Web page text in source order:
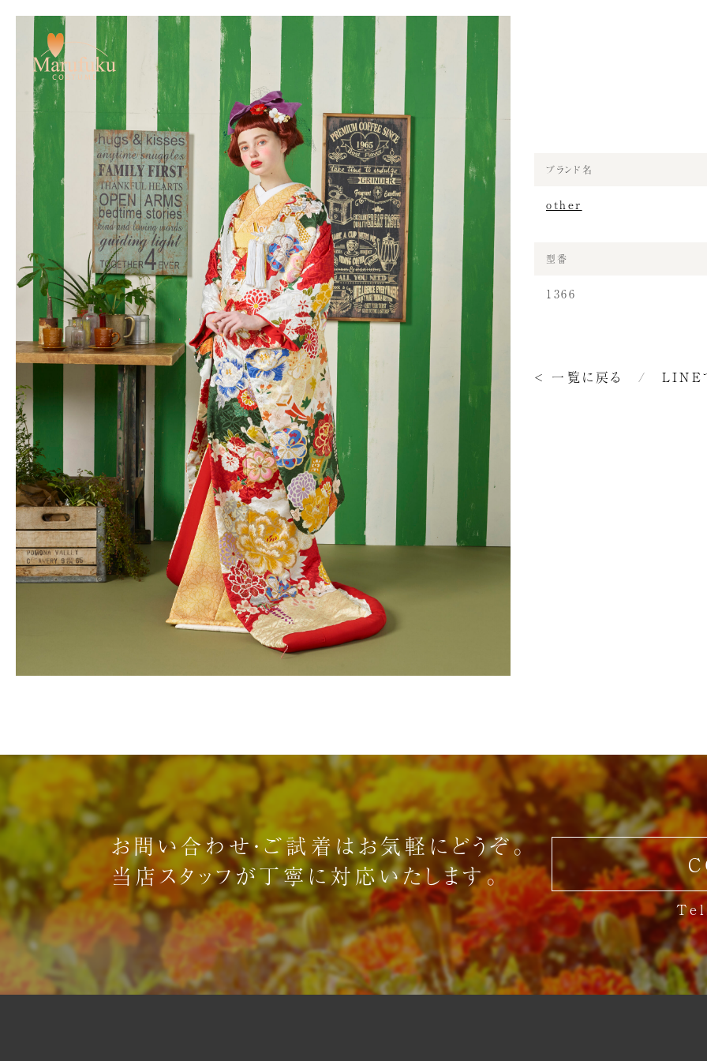
ブランド名
other
型番
1366
< 一覧に戻る /LINE
お問い合わせ・ご試着はお気軽にどうぞ。
当店スタッフが丁寧に対応いたします。